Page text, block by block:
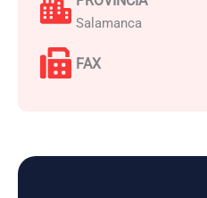
Salamanca
FAX